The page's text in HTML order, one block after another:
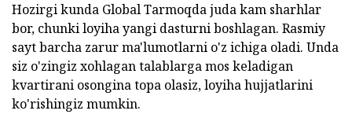
Hozirgi kunda Global Tarmoqda juda kam sharhlar
bor, chunki loyiha yangi dasturni boshlagan. Rasmiy
sayt barcha zarur ma'lumotlarni o'z ichiga oladi. Unda
siz o'zingiz xohlagan talablarga mos keladigan
kvartirani osongina topa olasiz, loyiha hujjatlarini
ko'rishingiz mumkin.